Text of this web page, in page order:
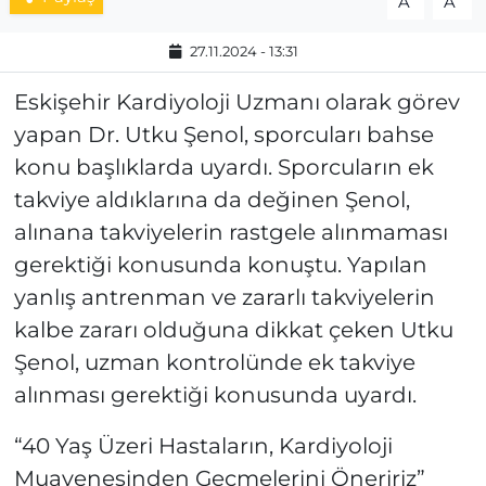
27.11.2024 - 13:31
Eskişehir Kardiyoloji Uzmanı olarak görev
yapan Dr. Utku Şenol, sporcuları bahse
konu başlıklarda uyardı. Sporcuların ek
takviye aldıklarına da değinen Şenol,
alınana takviyelerin rastgele alınmaması
gerektiği konusunda konuştu. Yapılan
yanlış antrenman ve zararlı takviyelerin
kalbe zararı olduğuna dikkat çeken Utku
Şenol, uzman kontrolünde ek takviye
alınması gerektiği konusunda uyardı.
“40 Yaş Üzeri Hastaların, Kardiyoloji
Muayenesinden Geçmelerini Öneririz”